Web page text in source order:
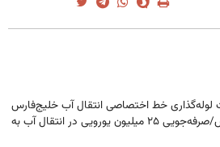
عملیات لوله‌گذاری خط اختصاصی انتقال آب خلیج‌فارس
به مجتمع‌های تولیدی مس/صرفه‌جویی ۲۵ میلیون یورویی در انتقال آب به